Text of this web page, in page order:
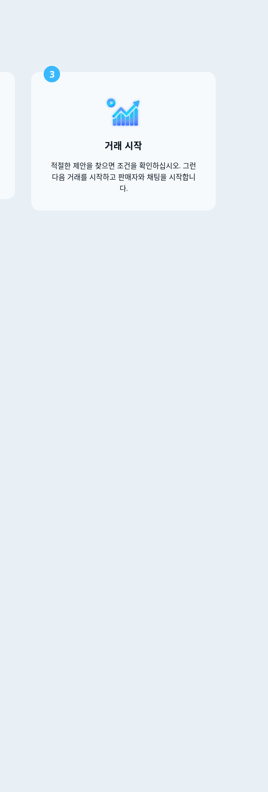
3
거래 시작
적절한 제안을 찾으면 조건을 확인하십시오. 그런
다음 거래를 시작하고 판매자와 채팅을 시작합니
다.